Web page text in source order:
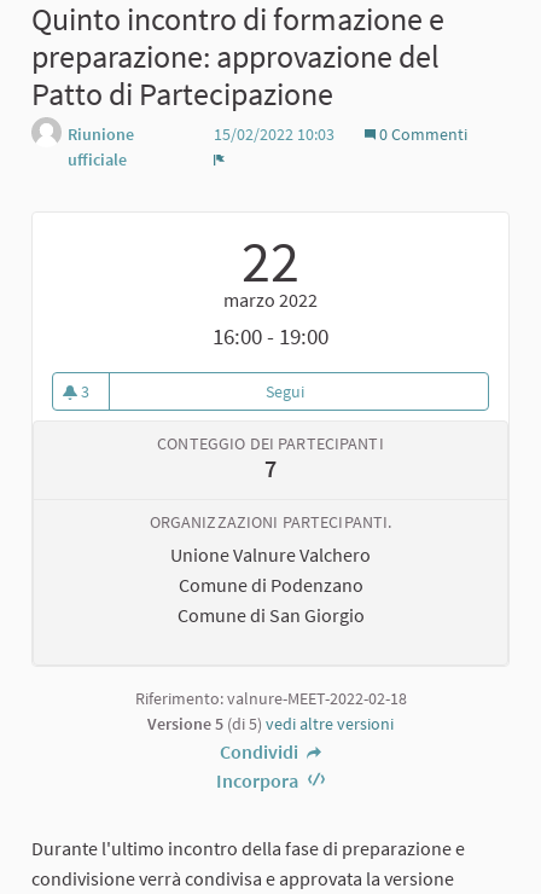
Quinto incontro di formazione e
preparazione: approvazione del
Patto di Partecipazione
Riunione
ufficiale
15/02/2022 10:03
0 Commenti
22
marzo 2022
16:00 - 19:00
3
3 sostenitori
Segui
CONTEGGIO DEI PARTECIPANTI
7
ORGANIZZAZIONI PARTECIPANTI.
Unione Valnure Valchero
Comune di Podenzano
Comune di San Giorgio
Riferimento: valnure-MEET-2022-02-18
Versione 5 (di 5) vedi altre versioni
Condividi
Incorpora
Durante l'ultimo incontro della fase di preparazione e
condivisione verrà condivisa e approvata la versione